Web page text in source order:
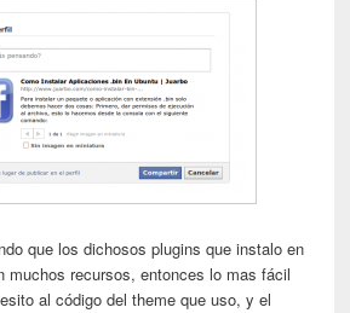
que los dichosos plugins que instalo en
muchos recursos, entonces lo mas fácil
al código del theme que uso, y el